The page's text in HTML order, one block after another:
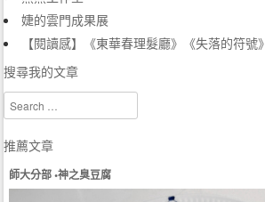
婕的雲門成果展
【閱讀感】《東華春理髮廳》《失落的符號》
搜尋我的文章
Search
推薦文章
師大分部 •神之臭豆腐